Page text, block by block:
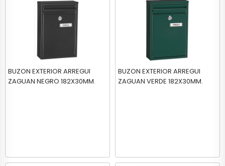
BUZON EXTERIOR ARREGUI
ZAGUAN NEGRO 182X30MM.
BUZON EXTERIOR ARREGUI
ZAGUAN VERDE 182X30MM.